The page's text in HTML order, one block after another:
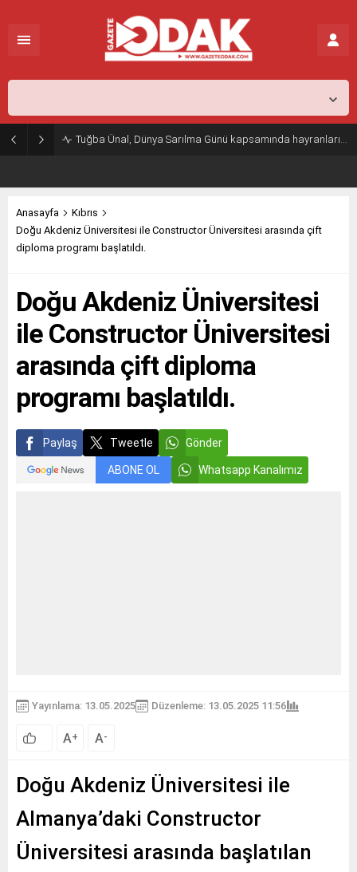
Tuğba Ünal, Dünya Sarılma Günü kapsamında hayranlarıyla buluştu
Anasayfa
Kıbrıs
Doğu Akdeniz Üniversitesi ile Constructor Üniversitesi arasında çift
diploma programı başlatıldı.
Doğu Akdeniz Üniversitesi
ile Constructor Üniversitesi
arasında çift diploma
programı başlatıldı.
Paylaş Tweetle Gönder
ABONE OL Whatsapp Kanalımız
Yayınlama: 13.05.2025 Düzenleme: 13.05.2025 11:56
A+ A-
Doğu Akdeniz Üniversitesi ile
Almanya’daki Constructor
Üniversitesi arasında başlatılan